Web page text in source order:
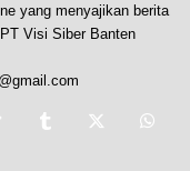
yang menyajikan berita
Visi Siber Banten